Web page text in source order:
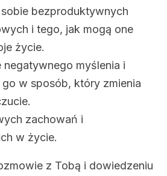
bezproduktywnych
i tego, jak mogą one
życie.
myślenia i
go w sposób, który zmienia
zachowań i
w życie.
z Tobą i dowiedzeniu